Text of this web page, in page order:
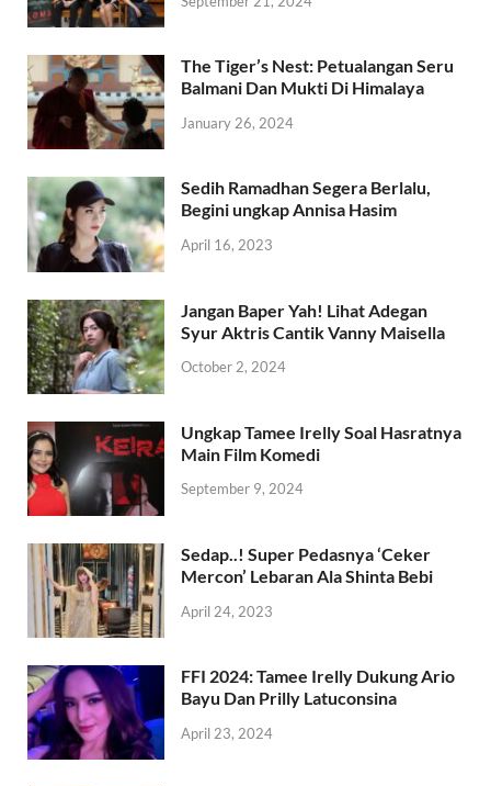
The Tiger’s Nest: Petualangan Seru
Balmani Dan Mukti Di Himalaya
January 26, 2024
Sedih Ramadhan Segera Berlalu,
Begini ungkap Annisa Hasim
April 16, 2023
Jangan Baper Yah! Lihat Adegan
Syur Aktris Cantik Vanny Maisella
October 2, 2024
Ungkap Tamee Irelly Soal Hasratnya
Main Film Komedi
September 9, 2024
Sedap..! Super Pedasnya ‘Ceker
Mercon’ Lebaran Ala Shinta Bebi
April 24, 2023
FFI 2024: Tamee Irelly Dukung Ario
Bayu Dan Prilly Latuconsina
April 23, 2024